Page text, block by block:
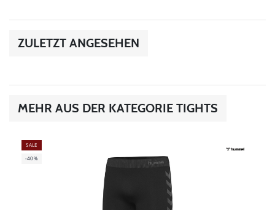
ZULETZT ANGESEHEN
MEHR AUS DER KATEGORIE TIGHTS
SALE
-40%